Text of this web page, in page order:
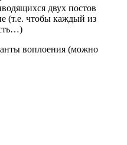
двух постов
(т.е. чтобы каждый из
воплоения (можно